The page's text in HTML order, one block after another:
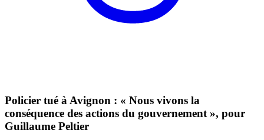
Policier tué à Avignon : « Nous vivons la
conséquence des actions du gouvernement », pour
Guillaume Peltier